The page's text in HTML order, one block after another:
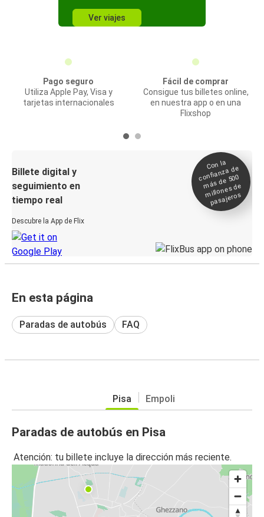
Ver viajes
Pago seguro
Utiliza Apple Pay, Visa y
tarjetas internacionales
Fácil de comprar
Consigue tus billetes online,
en nuestra app o en una
Flixshop
Billete digital y
seguimiento en
tiempo real
Descubre la App de Flix
Con la
confianza de
más de 500
millones de
pasajeros
En esta página
Paradas de autobús FAQ
Pisa Empoli
Paradas de autobús en Pisa
Atención: tu billete incluye la dirección más reciente.